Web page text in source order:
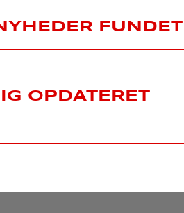
FUNDET
OPDATERET